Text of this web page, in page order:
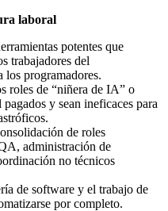
laboral
potentes que
trabajadores del
los programadores.
roles de “niñera de IA” o
y sean ineficaces para
de roles
administración de
no técnicos
de software y el trabajo de
por completo.